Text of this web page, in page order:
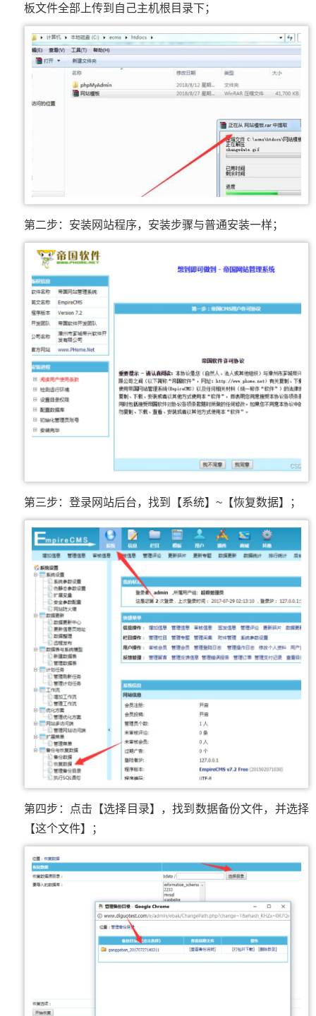
板文件全部上传到自己主机根目录下；
第二步：安装网站程序，安装步骤与普通安装一样；
第三步：登录网站后台，找到【系统】~【恢复数据】；
第四步：点击【选择目录】，找到数据备份文件，并选择
【这个文件】；